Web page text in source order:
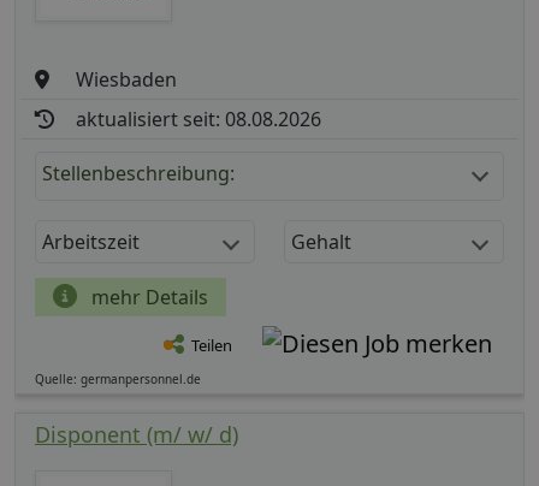
Wiesbaden
aktualisiert seit: 08.08.2026
Stellenbeschreibung:
Arbeitszeit Gehalt
mehr Details
Teilen
Quelle: germanpersonnel.de
Disponent (m/ w/ d)